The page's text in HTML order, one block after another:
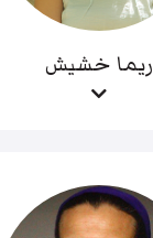
ريما خشيش